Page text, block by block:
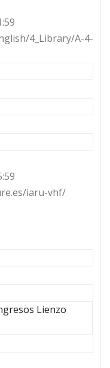
4_Library/A-4-
iaru-vhf/
Lienzo